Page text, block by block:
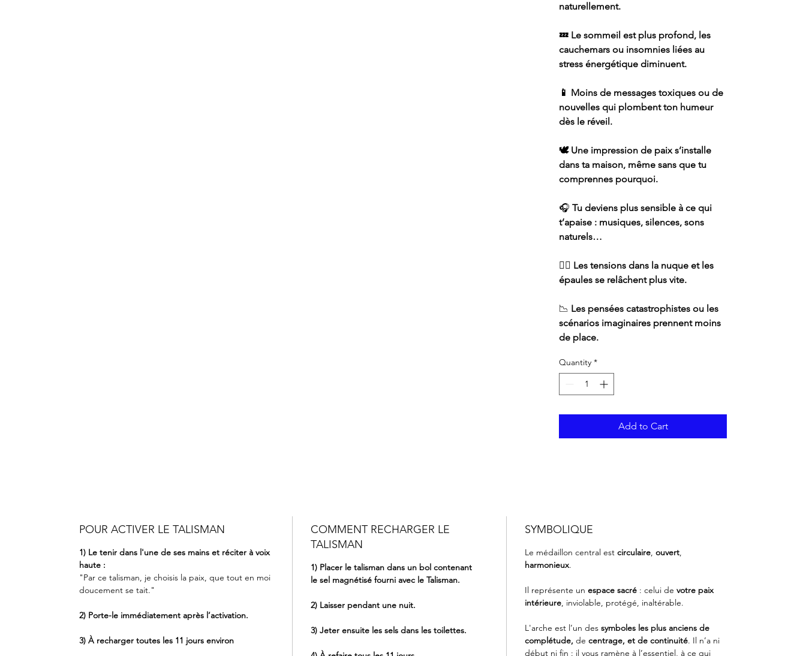
naturellement.
💤 Le sommeil est plus profond, les
cauchemars ou insomnies liées au
stress énergétique diminuent.
📱 Moins de messages toxiques ou de
nouvelles qui plombent ton humeur
dès le réveil.
🕊️ Une impression de paix s’installe
dans ta maison, même sans que tu
comprennes pourquoi.
🎧 Tu deviens plus sensible à ce qui
t’apaise : musiques, silences, sons
naturels…
💆‍♀️ Les tensions dans la nuque et les
épaules se relâchent plus vite.
📉 Les pensées catastrophistes ou les
scénarios imaginaires prennent moins
de place.
Quantity *
Add to Cart
POUR ACTIVER LE TALISMAN
1) Le tenir dans l'une de ses mains et réciter à voix
haute :
"Par ce talisman, je choisis la paix, que tout en moi
doucement se tait."
2) Porte-le immédiatement après l’activation.
3) À recharger toutes les 11 jours environ
COMMENT RECHARGER LE
TALISMAN
1) Placer le talisman dans un bol contenant
le sel magnétisé fourni avec le Talisman.
2) Laisser pendant une nuit.
3) Jeter ensuite les sels dans les toilettes.
SYMBOLIQUE
Le médaillon central est circulaire, ouvert,
harmonieux.
Il représente un espace sacré: celui de votre paix
intérieure, inviolable, protégé, inaltérable.
L'arche est l’un des symboles les plus anciens de
complétude,de centrage, et de continuité. Il n’a ni
début ni fin : il vous ramène à l’essentiel, à ce qui